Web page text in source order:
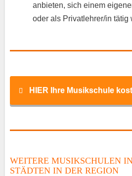
anbieten, sich einem
oder als Privatlehrer/in tätig
HIER Ihre Musikschule
WEITERE MUSIKSCHULEN IN
TÄDTEN IN DER REGION